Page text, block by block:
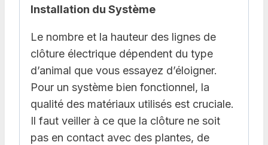
Installation du Système
Le nombre et la hauteur des lignes de
clôture électrique dépendent du type
d’animal que vous essayez d’éloigner.
Pour un système bien fonctionnel, la
qualité des matériaux utilisés est cruciale.
Il faut veiller à ce que la clôture ne soit
pas en contact avec des plantes, de